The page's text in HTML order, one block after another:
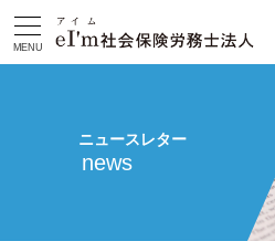
MENU
ニュースレター
news